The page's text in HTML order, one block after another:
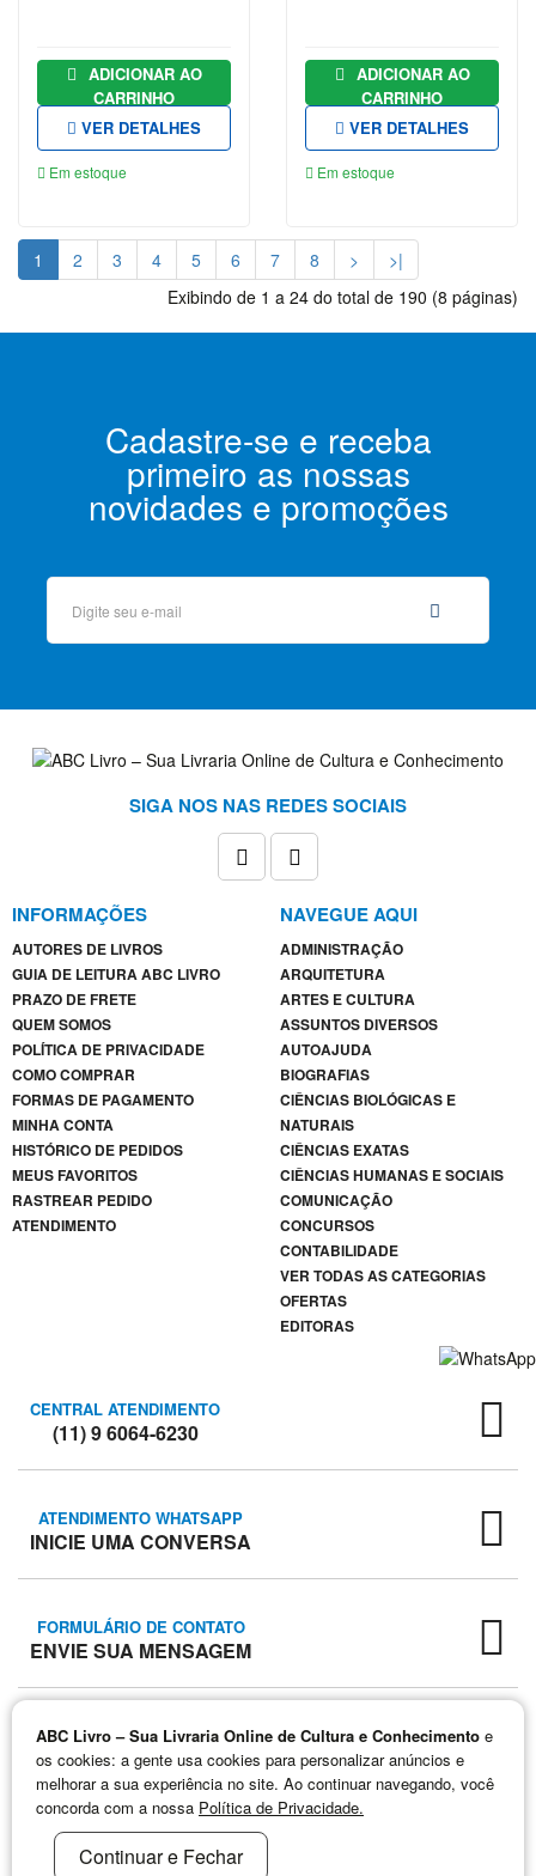
CARRINHO
VER DETALHES
Em estoque
CARRINHO
VER DETALHES
Em estoque
1 2 3 4 5 6 7 8 >
>|
Exibindo de 1 a 24 do total de 190 (8 páginas)
Cadastre-se e receba
primeiro as nossas
novidades e promoções
SIGA NOS NAS REDES SOCIAIS
INFORMAÇÕES
AUTORES DE LIVROS
GUIA DE LEITURA ABC LIVRO
PRAZO DE FRETE
QUEM SOMOS
POLÍTICA DE PRIVACIDADE
COMO COMPRAR
FORMAS DE PAGAMENTO
MINHA CONTA
HISTÓRICO DE PEDIDOS
MEUS FAVORITOS
RASTREAR PEDIDO
ATENDIMENTO
NAVEGUE AQUI
ADMINISTRAÇÃO
ARQUITETURA
ARTES E CULTURA
ASSUNTOS DIVERSOS
AUTOAJUDA
BIOGRAFIAS
CIÊNCIAS BIOLÓGICAS E
NATURAIS
CIÊNCIAS EXATAS
CIÊNCIAS HUMANAS E SOCIAIS
COMUNICAÇÃO
CONCURSOS
CONTABILIDADE
VER TODAS AS CATEGORIAS
OFERTAS
EDITORAS
CENTRAL ATENDIMENTO
(11) 9 6064-6230
ATENDIMENTO WHATSAPP
INICIE UMA CONVERSA
FORMULÁRIO DE CONTATO
ENVIE SUA MENSAGEM
ABC LIVRO – SUA LIVRARIA ONLINE DE CULTURA E CONHECIMENTO © 2026
ABC Livro – Sua Livraria Online de Cultura e Conhecimento e
os cookies: a gente usa cookies para personalizar anúncios e
melhorar a sua experiência no site. Ao continuar navegando, você
concorda com a nossa Política de Privacidade.
Continuar e Fechar